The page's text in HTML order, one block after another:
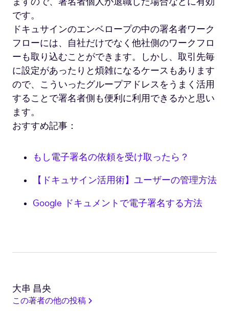
の
使
い
方）
です。
ドキュサインのエンベロープの中の署名者ワーク
フローには、自社だけでなく他社側のワークフロ
ーも取り込むことができます。しかし、取引先毎
に設定があったりと煩雑になるケースもあります
ので、こういったグループアドレスをうまく活用
することで署名者側も便利に利用できるかと思い
ます。
おすすめ記事：
もし電子署名の依頼を受け取ったら？
【ドキュサイン活用術】ユーザーの管理方法
Google ドキュメントで電子署名する方法
大串 昌央
この著者の他の投稿